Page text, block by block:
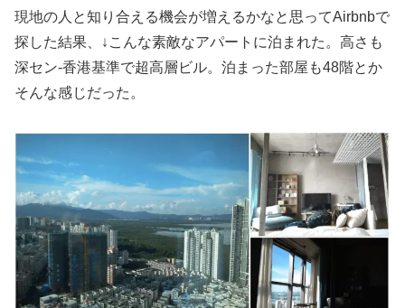
現地の人と知り合える機会が増えるかなと思ってAirbnbで
探した結果、↓こんな素敵なアパートに泊まれた。高さも
深セン-香港基準で超高層ビル。泊まった部屋も48階とか
そんな感じだった。